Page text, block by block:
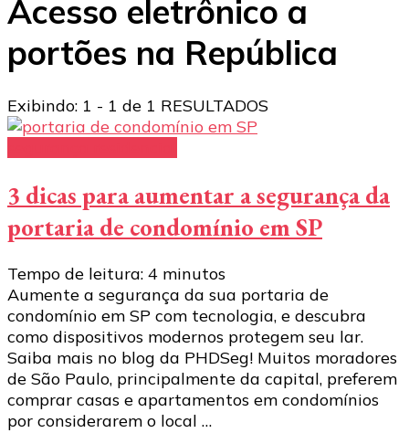
Acesso eletrônico a
portões na República
Exibindo: 1 - 1 de 1 RESULTADOS
3 dicas para aumentar a segurança da
portaria de condomínio em SP
Tempo de leitura: 4 minutos
Aumente a segurança da sua portaria de
condomínio em SP com tecnologia, e descubra
como dispositivos modernos protegem seu lar.
Saiba mais no blog da PHDSeg! Muitos moradores
de São Paulo, principalmente da capital, preferem
comprar casas e apartamentos em condomínios
por considerarem o local …